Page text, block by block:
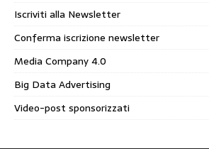
Iscriviti alla Newsletter
Conferma iscrizione newsletter
Media Company 4.0
Big Data Advertising
Video-post sponsorizzati